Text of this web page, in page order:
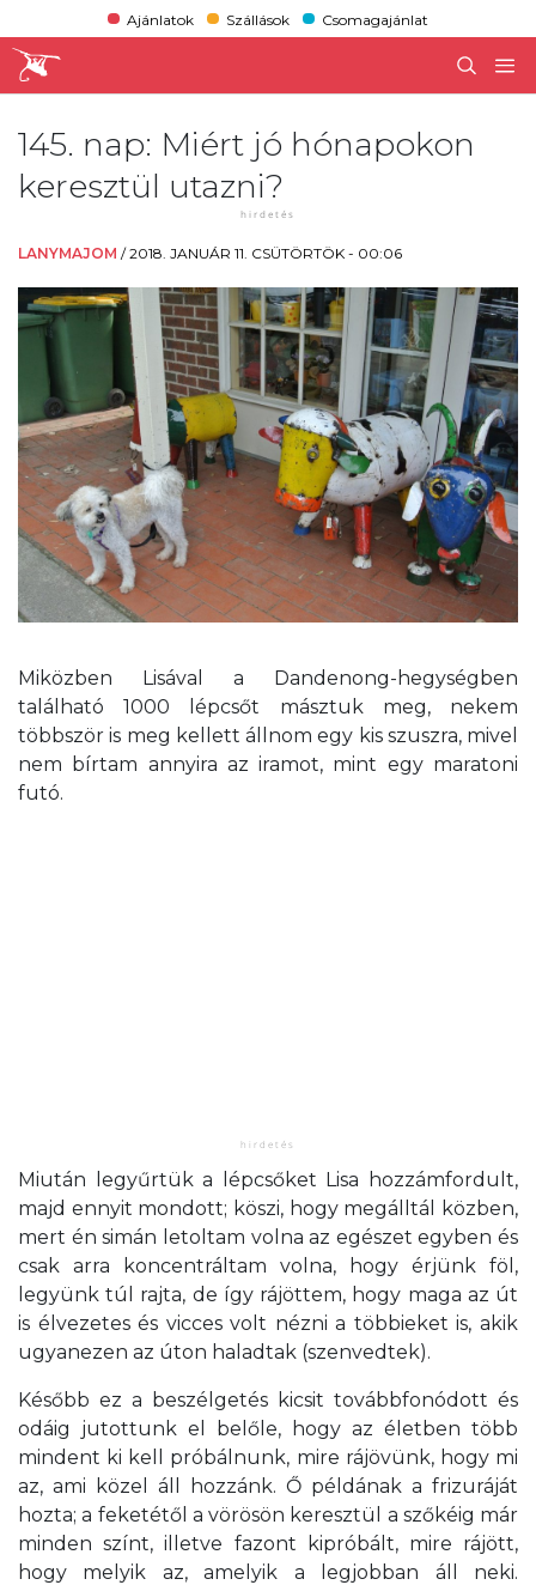
Ajánlatok Szállások Csomagajánlat
145. nap: Miért jó hónapokon
keresztül utazni?
LANYMAJOM /2018. JANUÁR 11. CSÜTÖRTÖK - 00:06
Miközben Lisával a Dandenong-hegységben
található 1000 lépcsőt másztuk meg, nekem
többször is meg kellett állnom egy kis szuszra, mivel
nem bírtam annyira az iramot, mint egy maratoni
futó.
Miután legyűrtük a lépcsőket Lisa hozzámfordult,
majd ennyit mondott; köszi, hogy megálltál közben,
mert én simán letoltam volna az egészet egyben és
csak arra koncentráltam volna, hogy érjünk föl,
legyünk túl rajta, de így rájöttem, hogy maga az út
is élvezetes és vicces volt nézni a többieket is, akik
ugyanezen az úton haladtak (szenvedtek).
Később ez a beszélgetés kicsit továbbfonódott és
odáig jutottunk el belőle, hogy az életben több
mindent ki kell próbálnunk, mire rájövünk, hogy mi
az, ami közel áll hozzánk. Ő példának a frizuráját
hozta; a feketétől a vörösön keresztül a szőkéig már
minden színt, illetve fazont kipróbált, mire rájött,
hogy melyik az, amelyik a legjobban áll neki.